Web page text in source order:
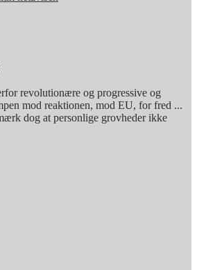
revolutionære og progressive og
mod reaktionen, mod EU, for fred ...
dog at personlige grovheder ikke